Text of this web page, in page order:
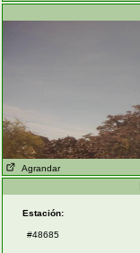
Agrandar
Estación:
#48685